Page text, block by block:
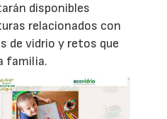
disponibles
relacionados con
de vidrio y retos que
familia.